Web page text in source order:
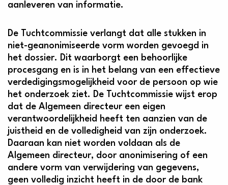
aanleveren van informatie.
De Tuchtcommissie verlangt dat alle stukken in
niet-geanonimiseerde vorm worden gevoegd in
het dossier. Dit waarborgt een behoorlijke
procesgang en is in het belang van een effectieve
verdedigingsmogelijkheid voor de persoon op wie
het onderzoek ziet. De Tuchtcommissie wijst erop
dat de Algemeen directeur een eigen
verantwoordelijkheid heeft ten aanzien van de
juistheid en de volledigheid van zijn onderzoek.
Daaraan kan niet worden voldaan als de
Algemeen directeur, door anonimisering of een
andere vorm van verwijdering van gegevens,
geen volledig inzicht heeft in de door de bank